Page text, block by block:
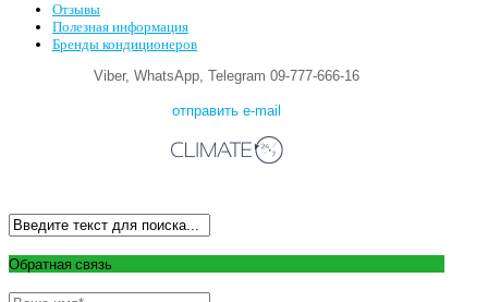
Отзывы
Полезная информация
Бренды кондиционеров
Viber, WhatsApp, Telegram 09-777-666-16
отправить e-mail
Обратная связь